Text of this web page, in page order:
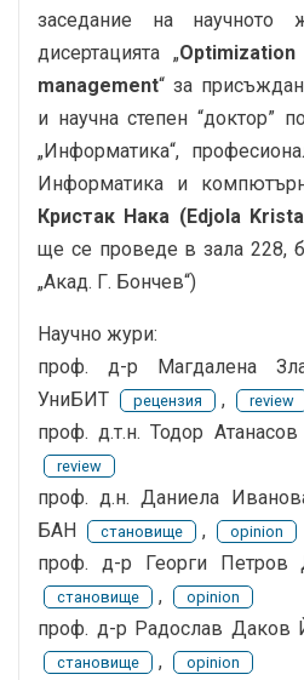
заседание на
дисертацията „
management“ за
и научна степен “доктор”
„Информатика“,
Информатика и
Кристак Нака (Edjola
ще се проведе в зала 228,
„Акад. Г. Бончев“)
Научно жури:
проф. д-р Магдалена
УниБИТ
рецензия , review
проф. д.т.н. Тодор
review
проф. д.н. Даниела
БАН
становище , opinion
проф. д-р Георги
становище , opinion
проф. д-р Радослав
становище ,
opinion